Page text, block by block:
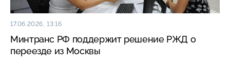
17.06.2026, 13:16
Минтранс РФ поддержит решение РЖД о
переезде из Москвы